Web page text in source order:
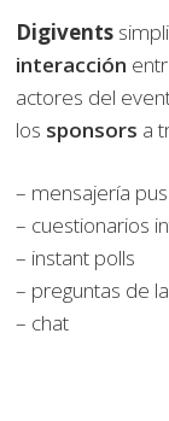
Digivents
interacción
actores del
los sponsors a
– mensajería
– cuestionarios
– instant polls
– preguntas de
– chat